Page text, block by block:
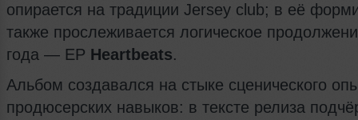
опирается на традиции Jersey club; в её
также прослеживается логическое
года — EP Heartbeats.
Альбом создавался на стыке сценического
продюсерских навыков: в тексте релиза